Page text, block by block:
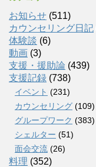
お知らせ (511)
カウンセリング日記
体験談 (6)
動画 (3)
支援・援助論 (439)
支援記録 (738)
イベント (231)
カウンセリング (109)
グループワーク (383)
シェルター (51)
面会交流 (26)
料理 (352)